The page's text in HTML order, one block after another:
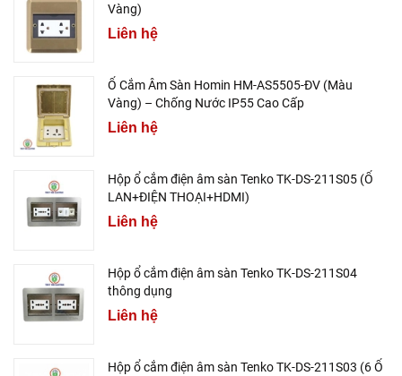
Vàng)
Liên hệ
Ổ Cắm Âm Sàn Homin HM-AS5505-ĐV (Màu
Vàng) – Chống Nước IP55 Cao Cấp
Liên hệ
Hộp ổ cắm điện âm sàn Tenko TK-DS-211S05 (Ổ
LAN+ĐIỆN THOẠI+HDMI)
Liên hệ
Hộp ổ cắm điện âm sàn Tenko TK-DS-211S04
thông dụng
Liên hệ
Hộp ổ cắm điện âm sàn Tenko TK-DS-211S03 (6 Ổ